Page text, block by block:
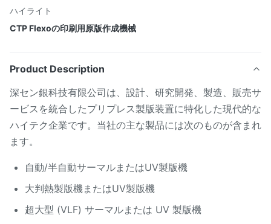
ハイライト
CTP Flexoの印刷用原版作成機械
Product Description
深セン銀科技有限公司は、設計、研究開発、製造、販売サ
ービスを統合したプリプレス製版装置に特化した現代的な
ハイテク企業です。当社の主な製品には次のものが含まれ
ます。
自動/半自動サーマルまたはUV製版機
大判熱製版機またはUV製版機
超大型 (VLF) サーマルまたは UV 製版機